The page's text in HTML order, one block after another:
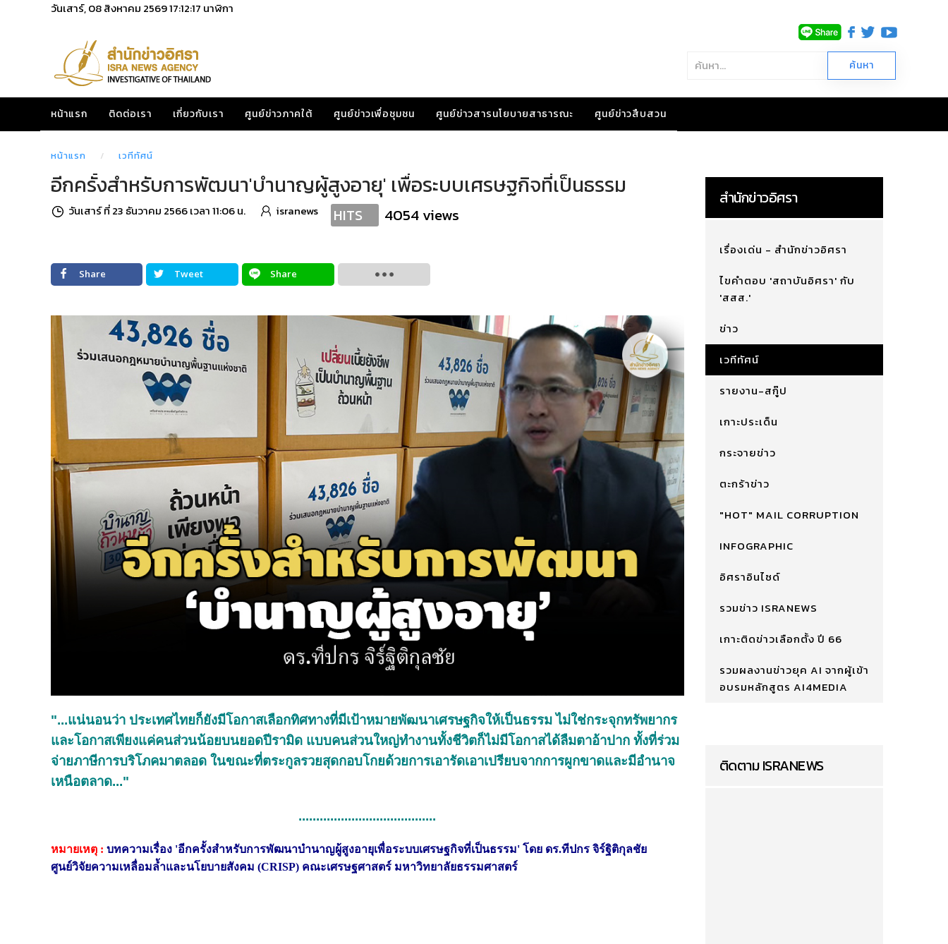
วันเสาร์, 08 สิงหาคม 256917:12:18 นาฬิกา
หน้าแรก ติดต่อเรา เกี่ยวกับเรา ศูนย์ข่าวภาคใต้ ศูนย์ข่าวเพื่อชุมชน ศูนย์ข่าวสารนโยบายสาธารณะ ศูนย์ข่าวสืบสวน
หน้าแรก เวทีทัศน์
อีกครั้งสำหรับการพัฒนา'บำนาญผู้สูงอายุ' เพื่อระบบเศรษฐกิจที่เป็นธรรม
วันเสาร์ ที่ 23 ธันวาคม 2566 เวลา 11:06 น. isranews HITS 4054 views
Share Tweet Share
"...แน่นอนว่า ประเทศไทยก็ยังมีโอกาสเลือกทิศทางที่มีเป้าหมายพัฒนาเศรษฐกิจให้เป็นธรรม ไม่ใช่กระจุกทรัพยากร
และโอกาสเพียงแค่คนส่วนน้อยบนยอดปีรามิด แบบคนส่วนใหญ่ทำงานทั้งชีวิตก็ไม่มีโอกาสได้ลืมตาอ้าปาก ทั้งที่ร่วม
จ่ายภาษีการบริโภคมาตลอด ในขณะที่ตระกูลรวยสุดกอบโกยด้วยการเอารัดเอาเปรียบจากการผูกขาดและมีอำนาจ
เหนือตลาด..."
.......................................
หมายเหตุ : บทความเรื่อง 'อีกครั้งสำหรับการพัฒนาบำนาญผู้สูงอายุเพื่อระบบเศรษฐกิจที่เป็นธรรม' โดย ดร.ทีปกร จิร์ฐิติกุลชัย
ศูนย์วิจัยความเหลื่อมล้ำและนโยบายสังคม (CRISP) คณะเศรษฐศาสตร์ มหาวิทยาลัยธรรมศาสตร์
สำนักข่าวอิศรา
เรื่องเด่น - สำนักข่าวอิศรา
ไขคำตอบ 'สถาบันอิศรา' กับ
'สสส.'
ข่าว
เวทีทัศน์
รายงาน-สกู๊ป
เกาะประเด็น
กระจายข่าว
ตะกร้าข่าว
"HOT" MAIL CORRUPTION
INFOGRAPHIC
อิศราอินไซด์
รวมข่าว ISRANEWS
เกาะติดข่าวเลือกตั้ง ปี 66
รวมผลงานข่าวยุค AI จากผู้เข้า
อบรมหลักสูตร AI4MEDIA
ติดตาม ISRANEWS